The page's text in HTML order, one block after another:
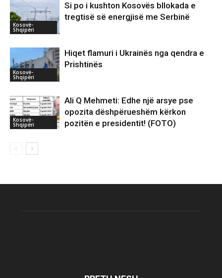
Kosovë-
Shqipëri
Si po i kushton Kosovës bllokada e
tregtisë së energjisë me Serbinë
Kosovë-
Shqipëri
Hiqet flamuri i Ukrainës nga qendra e
Prishtinës
Kosovë-
Shqipëri
Ali Q Mehmeti: Edhe një arsye pse
opozita dëshpërueshëm kërkon
pozitën e presidentit! (FOTO)